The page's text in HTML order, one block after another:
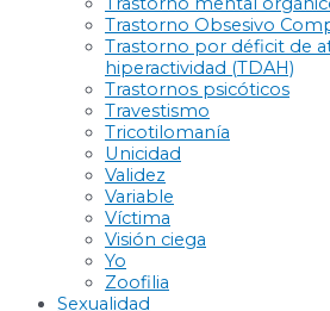
Trastorno Obsesivo
Trastorno por déficit de
hiperactividad (TDAH)
Trastornos psicóticos
Travestismo
Tricotilomanía
Unicidad
Validez
Variable
Víctima
Visión ciega
Yo
Zoofilia
Sexualidad